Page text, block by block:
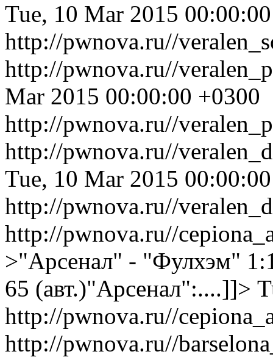
Tue, 10 Mar 2015
http://pwnova.ru//
http://pwnova.ru//
Mar 2015 00:00:00 +0300
http://pwnova.ru//
http://pwnova.ru//
Tue, 10 Mar 2015
http://pwnova.ru//
http://pwnova.ru//
>"Арсенал" - "Фулхэм"
65 (авт.)"Арсенал":....]]>
http://pwnova.ru//
http://pwnova.ru//